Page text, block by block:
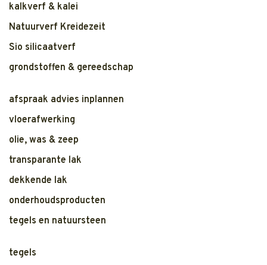
kalkverf & kalei
Natuurverf Kreidezeit
Sio silicaatverf
grondstoffen & gereedschap
afspraak advies inplannen
vloerafwerking
olie, was & zeep
transparante lak
dekkende lak
onderhoudsproducten
tegels en natuursteen
tegels